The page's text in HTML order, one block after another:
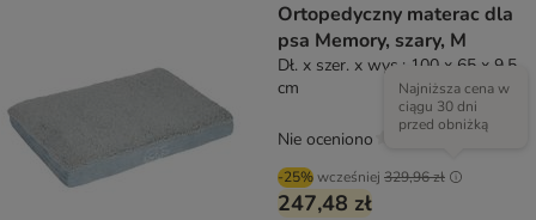
Ortopedyczny materac dla
psa Memory, szary, M
Dł. x szer. x wys.: 100 x 65 x 9,5
cm
-25%wcześniej 329,96 zł
Najniższa cena w
ciągu 30 dni
przed obniżką
247,48 zł
Nie oceniono